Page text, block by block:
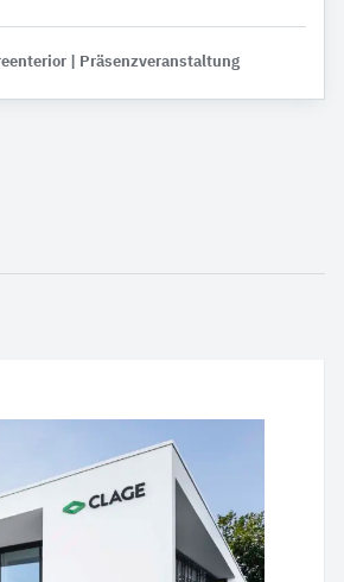
| Präsenzveranstaltung